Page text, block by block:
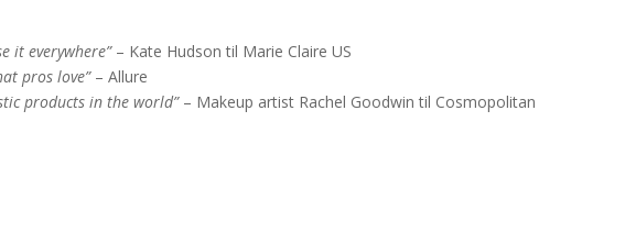
it everywhere”– Kate Hudson til Marie Claire US
pros love”– Allure
products in the world”– Makeup artist Rachel Goodwin til Cosmopolitan